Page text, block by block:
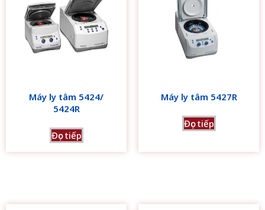
Máy ly tâm 5424/
5424R
Đọc tiếp
Máy ly tâm 5427R
Đọc tiếp